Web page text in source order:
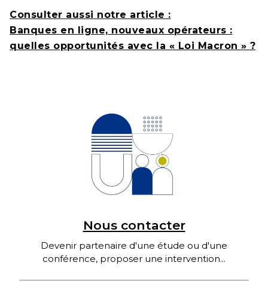
Consulter aussi notre article :
Banques en ligne, nouveaux opérateurs :
quelles opportunités avec la « Loi Macron » ?
Nous contacter
Devenir partenaire d'une étude ou d'une
conférence, proposer une intervention...